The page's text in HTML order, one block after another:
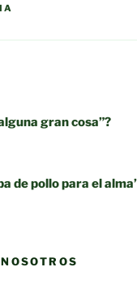
gran cosa”?
de pollo para el